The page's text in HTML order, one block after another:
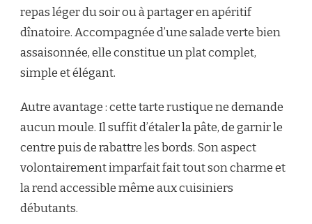
repas léger du soir ou à partager en apéritif
dînatoire. Accompagnée d’une salade verte bien
assaisonnée, elle constitue un plat complet,
simple et élégant.
Autre avantage : cette tarte rustique ne demande
aucun moule. Il suffit d’étaler la pâte, de garnir le
centre puis de rabattre les bords. Son aspect
volontairement imparfait fait tout son charme et
la rend accessible même aux cuisiniers
débutants.